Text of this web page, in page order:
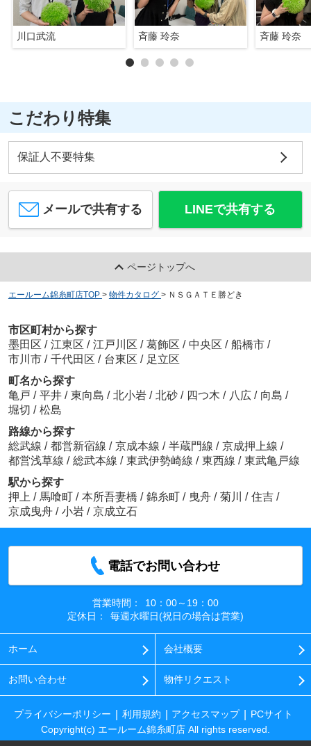
川口武流 斉藤 玲奈 斉藤 玲奈
こだわり特集
保証人不要特集
メールで共有する LINEで共有する
ページトップへ
エールーム錦糸町店TOP > 物件カタログ > ＮＳＧＡＴＥ勝どき
市区町村から探す
墨田区 / 江東区 / 江戸川区 / 葛飾区 / 中央区 / 船橋市 /
市川市 / 千代田区 / 台東区 / 足立区
町名から探す
亀戸 / 平井 / 東向島 / 北小岩 / 北砂 / 四つ木 / 八広 / 向島 /
堀切 / 松島
路線から探す
総武線 / 都営新宿線 / 京成本線 / 半蔵門線 / 京成押上線 /
都営浅草線 / 総武本線 / 東武伊勢崎線 / 東西線 / 東武亀戸線
駅から探す
押上 / 馬喰町 / 本所吾妻橋 / 錦糸町 / 曳舟 / 菊川 / 住吉 /
京成曳舟 / 小岩 / 京成立石
電話でお問い合わせ
営業時間：
10：00～19：00
定休日：
毎週水曜日(祝日の場合は営業)
ホーム 会社概要
お問い合わせ 物件リクエスト
プライバシーポリシー 利用規約 アクセスマップ
PCサイト
Copyright(c) エールーム錦糸町店 All rights reserved.